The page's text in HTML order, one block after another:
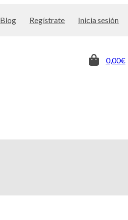
Blog Regístrate Inicia sesión
0,00€